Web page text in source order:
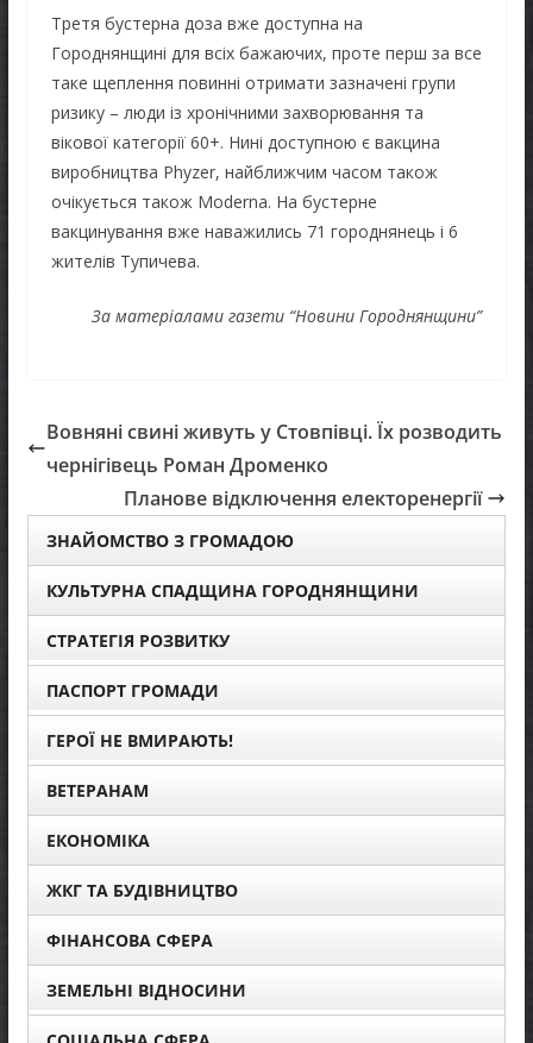
Третя бустерна доза вже доступна на
Городнянщині для всіх бажаючих, проте перш за все
таке щеплення повинні отримати зазначені групи
ризику – люди із хронічними захворювання та
вікової категорії 60+. Нині доступною є вакцина
виробництва Phyzer, найближчим часом також
очікується також Moderna. На бустерне
вакцинування вже наважились 71 городнянець і 6
жителів Тупичева.
За матеріалами газети “Новини Городнянщини”
Вовняні свині живуть у Стовпівці. Їх розводить
чернігівець Роман Дроменко
Планове відключення електоренергії
ЗНАЙОМСТВО З ГРОМАДОЮ
КУЛЬТУРНА СПАДЩИНА ГОРОДНЯНЩИНИ
СТРАТЕГІЯ РОЗВИТКУ
ПАСПОРТ ГРОМАДИ
ГЕРОЇ НЕ ВМИРАЮТЬ!
ВЕТЕРАНАМ
ЕКОНОМІКА
ЖКГ ТА БУДІВНИЦТВО
ФІНАНСОВА СФЕРА
ЗЕМЕЛЬНІ ВІДНОСИНИ